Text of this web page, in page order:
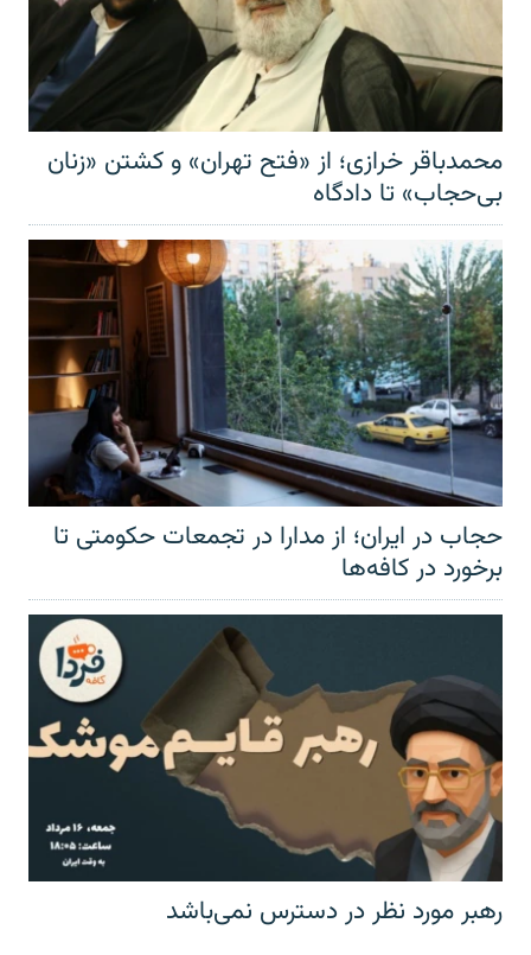
محمدباقر خرازی؛ از «فتح تهران» و کشتن «زنان
بی‌حجاب» تا دادگاه
حجاب در ایران؛ از مدارا در تجمعات حکومتی تا
برخورد در کافه‌ها
رهبر مورد نظر در دسترس نمی‌باشد